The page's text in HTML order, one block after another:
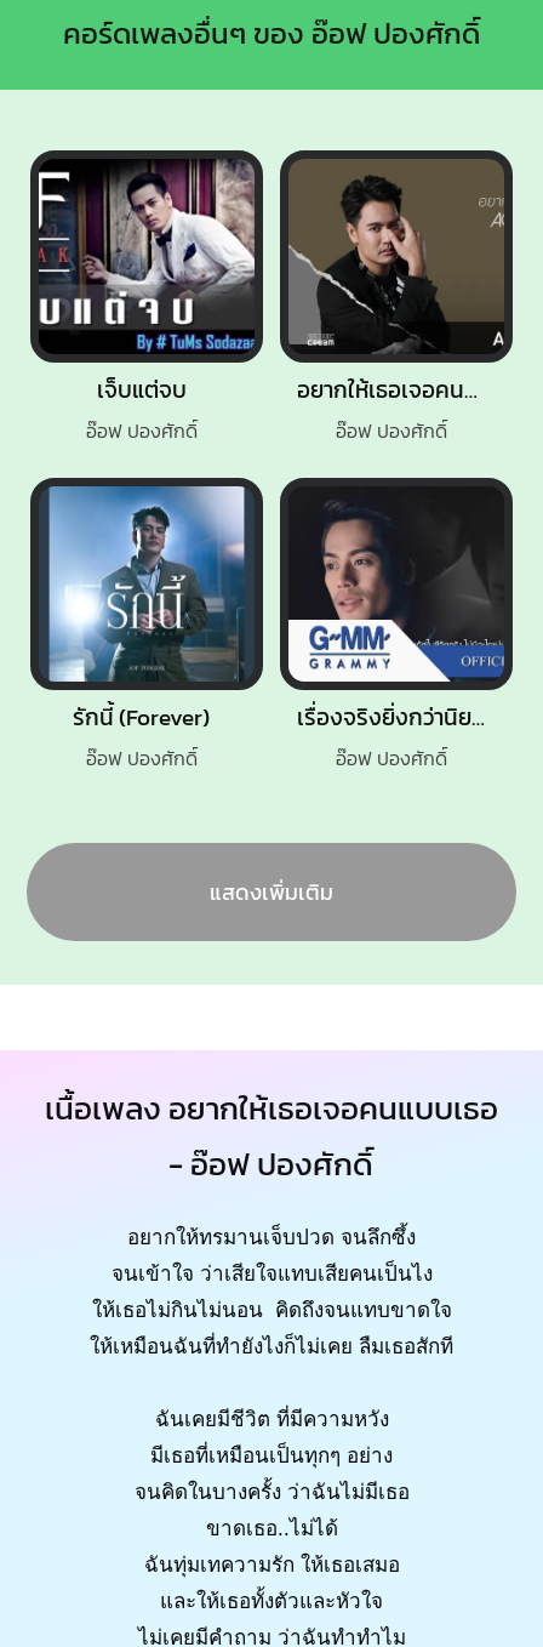
คอร์ดเพลงอื่นๆ ของ อ๊อฟ ปองศักดิ์
อยากให้เธอเจอคนแบบเธอ
อ๊อฟ ปองศักดิ์
เรื่องจริงยิ่งกว่านิยาย
อ๊อฟ ปองศักดิ์
รักนี้ (Forever)
อ๊อฟ ปองศักดิ์
เจ็บแต่จบ
อ๊อฟ ปองศักดิ์
แสดงเพิ่มเติม
เนื้อเพลง อยากให้เธอเจอคนแบบเธอ
- อ๊อฟ ปองศักดิ์
อยากให้ทรมานเจ็บปวด จนลึกซึ้ง
จนเข้าใจ ว่าเสียใจแทบเสียคนเป็นไง
ให้เธอไม่กินไม่นอน คิดถึงจนแทบขาดใจ
ให้เหมือนฉันที่ทำยังไงก็ไม่เคย ลืมเธอสักที
ฉันเคยมีชีวิต ที่มีความหวัง
มีเธอที่เหมือนเป็นทุกๆ อย่าง
จนคิดในบางครั้ง ว่าฉันไม่มีเธอ
ขาดเธอ..ไม่ได้
ฉันทุ่มเทความรัก ให้เธอเสมอ
และให้เธอทั้งตัวและหัวใจ
ไม่เคยมีคำถาม ว่าฉันทำทำไม